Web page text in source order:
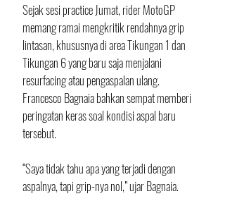
Sejak sesi practice Jumat, rider MotoGP
memang ramai mengkritik rendahnya grip
lintasan, khususnya di area Tikungan 1 dan
Tikungan 6 yang baru saja menjalani
resurfacing atau pengaspalan ulang.
Francesco Bagnaia bahkan sempat memberi
peringatan keras soal kondisi aspal baru
tersebut.
“Saya tidak tahu apa yang terjadi dengan
aspalnya, tapi grip-nya nol,” ujar Bagnaia.